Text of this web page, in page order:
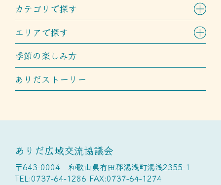
カテゴリで探す
エリアで探す
季節の楽しみ方
ありだストーリー
ありだ広域交流協議会
〒643-0004 和歌山県有田郡湯浅町湯浅2355-1
TEL:0737-64-1286 FAX:0737-64-1274